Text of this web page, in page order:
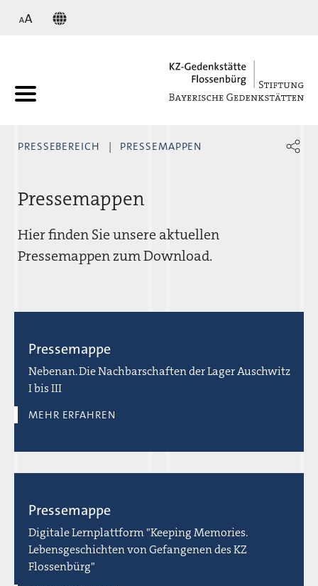
PRESSEBEREICH PRESSEMAPPEN
Pressemappen
Hier finden Sie unsere aktuellen
Pressemappen zum Download.
Pressemappe
Nebenan. Die Nachbarschaften der Lager Auschwitz
I bis III
MEHR ERFAHREN
Pressemappe
Digitale Lernplattform "Keeping Memories.
Lebensgeschichten von Gefangenen des KZ
Flossenbürg"